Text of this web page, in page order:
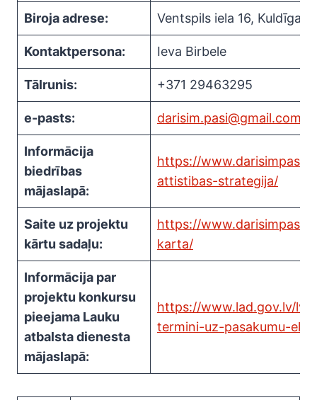
Biroja adrese: Ventspils iela 16, Kuldīga
Kontaktpersona: Ieva Birbele
Tālrunis: +371 29463295
e-pasts: darisim.pasi@gmail.com
Informācija
biedrības
mājaslapā:
https://
attistibas-strategija/
Saite uz projektu
kārtu sadaļu:
https://
karta/
Informācija par
projektu konkursu
pieejama Lauku
atbalsta dienesta
mājaslapā:
https://www.lad.gov.lv/lv/
termini-uz-pasakumu-